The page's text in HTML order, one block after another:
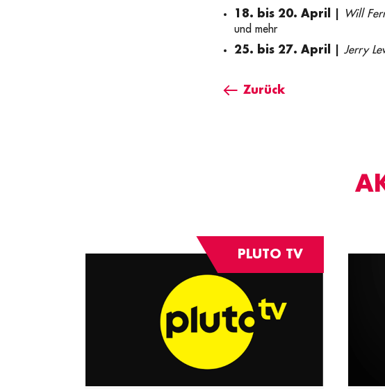
18. bis 20. April |
Will
und mehr
25. bis 27. April | Jerry
Zurück
PLUTO TV